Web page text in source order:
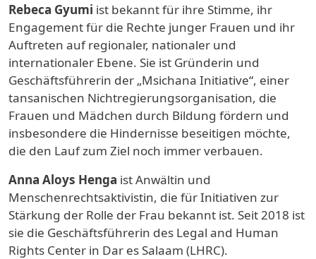
Rebeca Gyumi ist bekannt für ihre Stimme, ihr
Engagement für die Rechte junger Frauen und ihr
Auftreten auf regionaler, nationaler und
internationaler Ebene. Sie ist Gründerin und
Geschäftsführerin der „Msichana Initiative“, einer
tansanischen Nichtregierungsorganisation, die
Frauen und Mädchen durch Bildung fördern und
insbesondere die Hindernisse beseitigen möchte,
die den Lauf zum Ziel noch immer verbauen.
Anna Aloys Henga ist Anwältin und
Menschenrechtsaktivistin, die für Initiativen zur
Stärkung der Rolle der Frau bekannt ist. Seit 2018 ist
sie die Geschäftsführerin des Legal and Human
Rights Center in Dar es Salaam (LHRC).